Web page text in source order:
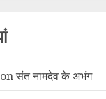
संत नामदेव के अभंग